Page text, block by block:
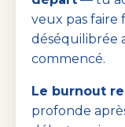
veux pas faire
déséquilibrée
commencé.
Le burnout
profonde